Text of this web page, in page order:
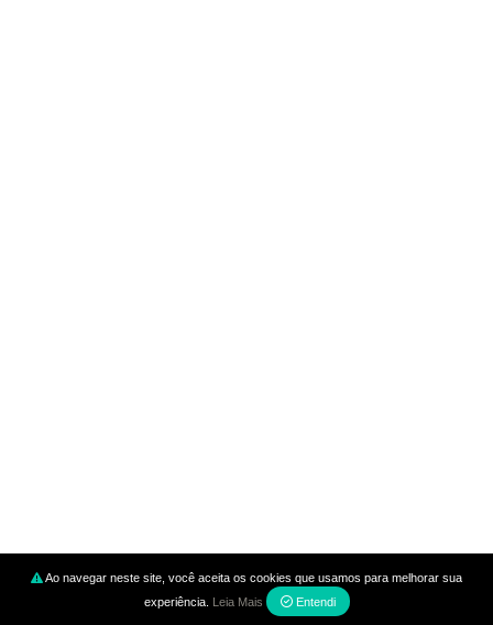
Ao navegar neste site, você aceita os cookies que usamos para melhorar sua
experiência. Leia Mais Entendi
Suporte